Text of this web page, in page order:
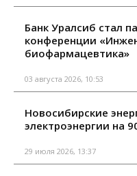
Банк Уралсиб стал
конференции
биофармацевтика»
03 августа 2026, 10:53
Новосибирские
электроэнергии на
29 июля 2026, 13:37